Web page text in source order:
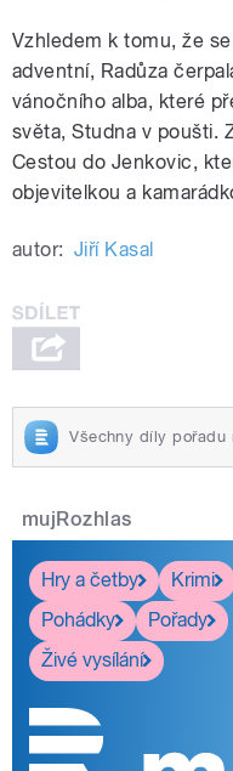
Vzhledem k tomu, že
adventní, Radůza
vánočního alba, které
světa, Studna v poušti.
Cestou do Jenkovic,
objevitelkou a
autor: Jiří Kasal
Všechny díly pořadu
mujRozhlas
Hry a četby
Krimi
Pohádky
Pořady
Živé vysílání